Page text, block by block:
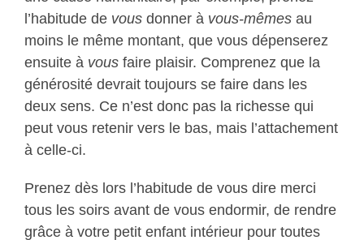
l’habitude de vousdonner à vous-mêmesau
moins le même montant, que vous dépenserez
ensuite à vousfaire plaisir. Comprenez que la
générosité devrait toujours se faire dans les
deux sens. Ce n’est donc pas la richesse qui
peut vous retenir vers le bas, mais l’attachement
à celle-ci.
Prenez dès lors l’habitude de vous dire merci
tous les soirs avant de vous endormir, de rendre
grâce à votre petit enfant intérieur pour toutes